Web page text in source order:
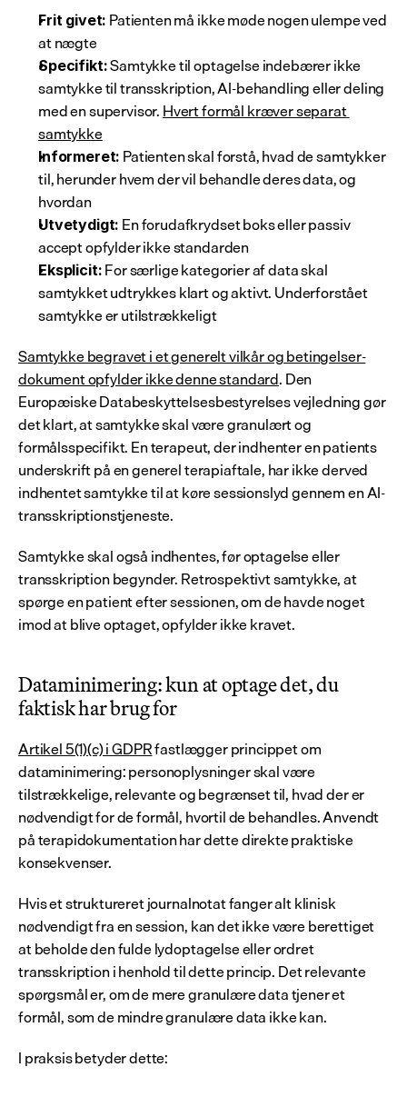
Frit givet: Patienten må ikke møde nogen ulempe ved
at nægte
Specifikt: Samtykke til optagelse indebærer ikke
samtykke til transskription, AI-behandling eller deling
med en supervisor. Hvert formål kræver separat
samtykke
Informeret: Patienten skal forstå, hvad de samtykker
til, herunder hvem der vil behandle deres data, og
hvordan
Utvetydigt: En forudafkrydset boks eller passiv
accept opfylder ikke standarden
Eksplicit: For særlige kategorier af data skal
samtykket udtrykkes klart og aktivt. Underforstået
samtykke er utilstrækkeligt
Samtykke begravet i et generelt vilkår og betingelser-
dokument opfylder ikke denne standard. Den
Europæiske Databeskyttelsesbestyrelses vejledning gør
det klart, at samtykke skal være granulært og
formålsspecifikt. En terapeut, der indhenter en patients
underskrift på en generel terapiaftale, har ikke derved
indhentet samtykke til at køre sessionslyd gennem en AI-
transskriptionstjeneste.
Samtykke skal også indhentes, før optagelse eller
transskription begynder. Retrospektivt samtykke, at
spørge en patient efter sessionen, om de havde noget
imod at blive optaget, opfylder ikke kravet.
Dataminimering: kun at optage det, du
faktisk har brug for
Artikel 5(1)(c) i GDPR fastlægger princippet om
dataminimering: personoplysninger skal være
tilstrækkelige, relevante og begrænset til, hvad der er
nødvendigt for de formål, hvortil de behandles. Anvendt
på terapidokumentation har dette direkte praktiske
konsekvenser.
Hvis et struktureret journalnotat fanger alt klinisk
nødvendigt fra en session, kan det ikke være berettiget
at beholde den fulde lydoptagelse eller ordret
transskription i henhold til dette princip. Det relevante
spørgsmål er, om de mere granulære data tjener et
formål, som de mindre granulære data ikke kan.
I praksis betyder dette: